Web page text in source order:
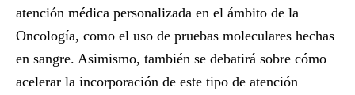
atención médica personalizada en el ámbito de la
Oncología, como el uso de pruebas moleculares hechas
en sangre. Asimismo, también se debatirá sobre cómo
acelerar la incorporación de este tipo de atención